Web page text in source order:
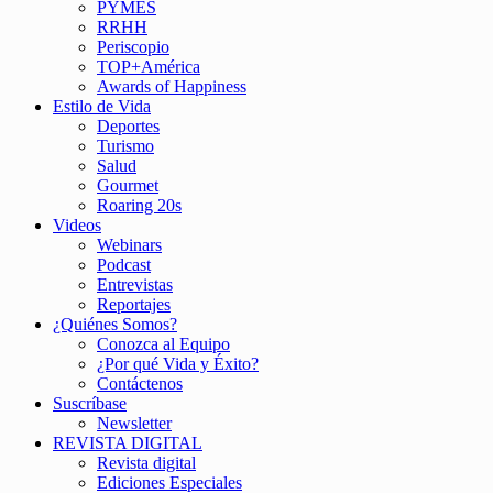
PYMES
RRHH
Periscopio
TOP+América
Awards of Happiness
Estilo de Vida
Deportes
Turismo
Salud
Gourmet
Roaring 20s
Videos
Webinars
Podcast
Entrevistas
Reportajes
¿Quiénes Somos?
Conozca al Equipo
¿Por qué Vida y Éxito?
Contáctenos
Suscríbase
Newsletter
REVISTA DIGITAL
Revista digital
Ediciones Especiales